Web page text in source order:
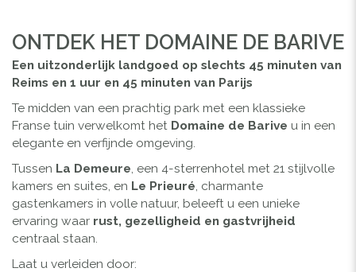
ONTDEK HET DOMAINE DE BARIVE
Een uitzonderlijk landgoed op slechts 45 minuten van
Reims en 1 uur en 45 minuten van Parijs
Te midden van een prachtig park met een klassieke
Franse tuin verwelkomt het Domaine de Barive u in een
elegante en verfijnde omgeving.
Tussen La Demeure, een 4-sterrenhotel met 21 stijlvolle
kamers en suites, en Le Prieuré, charmante
gastenkamers in volle natuur, beleeft u een unieke
ervaring waar rust, gezelligheid en gastvrijheid
centraal staan.
Laat u verleiden door: